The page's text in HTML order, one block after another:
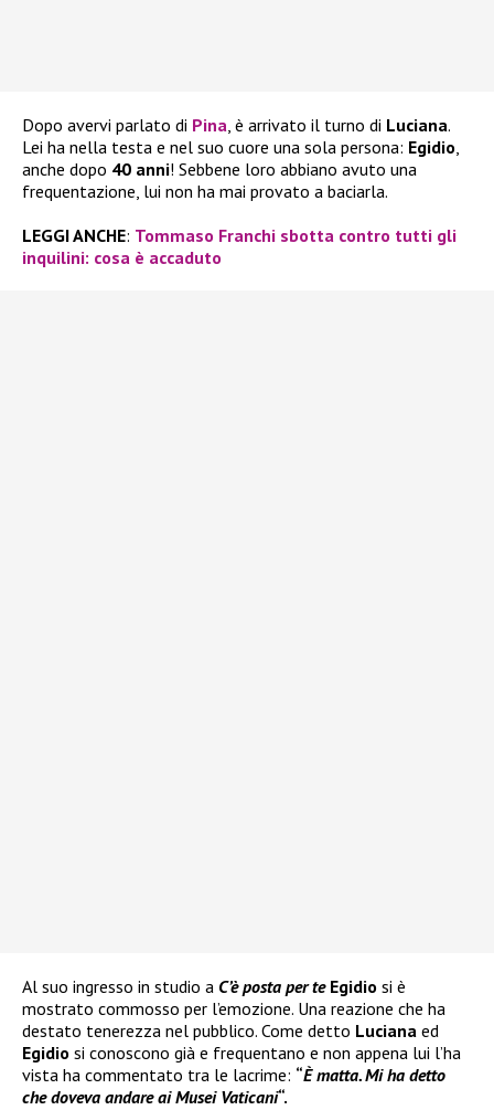
Dopo avervi parlato di Pina, è arrivato il turno di Luciana.
Lei ha nella testa e nel suo cuore una sola persona: Egidio,
anche dopo 40 anni! Sebbene loro abbiano avuto una
frequentazione, lui non ha mai provato a baciarla.
LEGGI ANCHE: Tommaso Franchi sbotta contro tutti gli
inquilini: cosa è accaduto
Al suo ingresso in studio a C’è posta per te Egidio si è
mostrato commosso per l’emozione. Una reazione che ha
destato tenerezza nel pubblico. Come detto Luciana ed
Egidio si conoscono già e frequentano e non appena lui l’ha
vista ha commentato tra le lacrime: “È matta. Mi ha detto
che doveva andare ai Musei Vaticani“.